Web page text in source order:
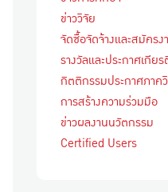
ข่าววิจัย
จัดซื้อจัดจ้างและสมัครง
รางวัลและประกาศเกีย
กิตติกรรมประกาศภาค
การสร้างความร่วมมือ
ข่าวผลงานนวัตกรรม
Certified Users